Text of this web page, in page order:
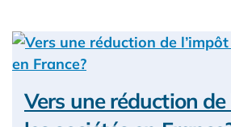
Vers une réduction de